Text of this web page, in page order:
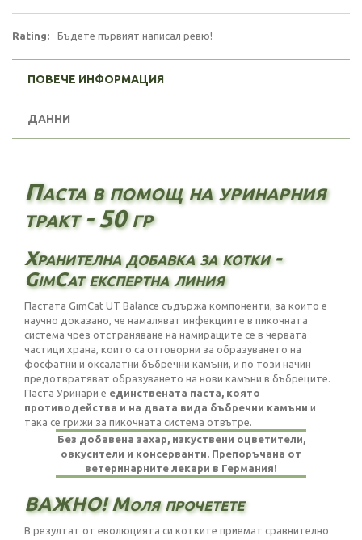
Rating: Бъдете първият написал ревю!
ПОВЕЧЕ ИНФОРМАЦИЯ
ДАННИ
Паста в помощ на уринарния
тракт - 50 гр
Хранителна добавка за котки -
GimCat експертна линия
Пастата GimCat UT Balance съдържа компоненти, за които е
научно доказано, че намаляват инфекциите в пикочната
система чрез отстраняване на намиращите се в червата
частици храна, които са отговорни за образуването на
фосфатни и оксалатни бъбречни камъни, и по този начин
предотвратяват образуването на нови камъни в бъбреците.
Паста Уринари е единствената паста, която
противодейства и на двата вида бъбречни камъни и
така се грижи за пикочната система отвътре.
Без добавена захар, изкуствени оцветители,
овкусители и консерванти. Препоръчана от
ветеринарните лекари в Германия!
ВАЖНО! Моля прочетете
В резултат от еволюцията си котките приемат сравнително